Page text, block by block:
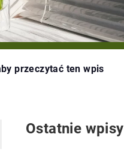
przeczytać ten wpis
Ostatnie wpisy